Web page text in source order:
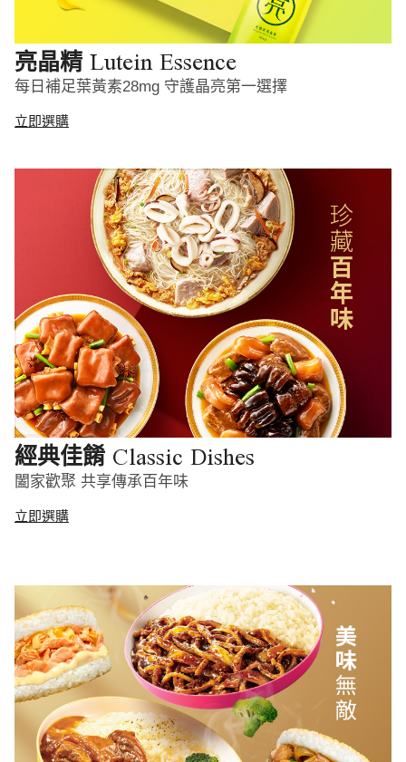
亮晶精 Lutein Essence
每日補足葉黃素28mg 守護晶亮第一選擇
立即選購
經典佳餚 Classic Dishes
闔家歡聚 共享傳承百年味
立即選購